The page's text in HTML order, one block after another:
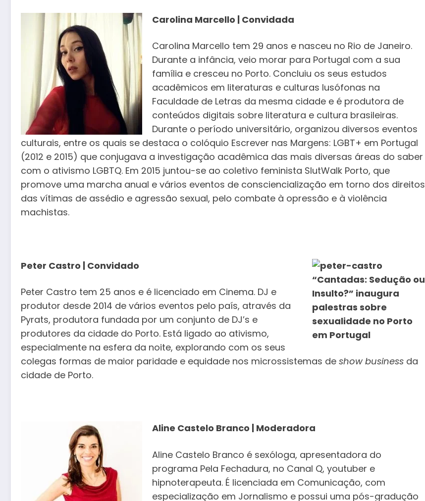
Carolina Marcello | Convidada
Carolina Marcello tem 29 anos e nasceu no Rio de Janeiro.
Durante a infância, veio morar para Portugal com a sua
família e cresceu no Porto. Concluiu os seus estudos
acadêmicos em literaturas e culturas lusófonas na
Faculdade de Letras da mesma cidade e é produtora de
conteúdos digitais sobre literatura e cultura brasileiras.
Durante o período universitário, organizou diversos eventos
culturais, entre os quais se destaca o colóquio Escrever nas Margens: LGBT+ em Portugal
(2012 e 2015) que conjugava a investigação acadêmica das mais diversas áreas do saber
com o ativismo LGBTQ. Em 2015 juntou-se ao coletivo feminista SlutWalk Porto, que
promove uma marcha anual e vários eventos de consciencialização em torno dos direitos
das vítimas de assédio e agressão sexual, pelo combate à opressão e à violência
machistas.
Peter Castro | Convidado
Peter Castro tem 25 anos e é licenciado em Cinema. DJ e
produtor desde 2014 de vários eventos pelo país, através da
Pyrats, produtora fundada por um conjunto de DJ’s e
produtores da cidade do Porto. Está ligado ao ativismo,
especialmente na esfera da noite, explorando com os seus
colegas formas de maior paridade e equidade nos microssistemas de show business da
cidade de Porto.
Aline Castelo Branco | Moderadora
Aline Castelo Branco é sexóloga, apresentadora do
programa Pela Fechadura, no Canal Q, youtuber e
hipnoterapeuta. É licenciada em Comunicação, com
especialização em Jornalismo e possui uma pós-gradução